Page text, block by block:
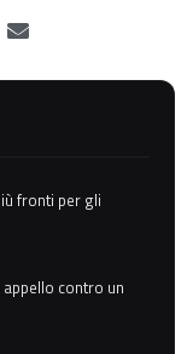
fronti per gli
contro un